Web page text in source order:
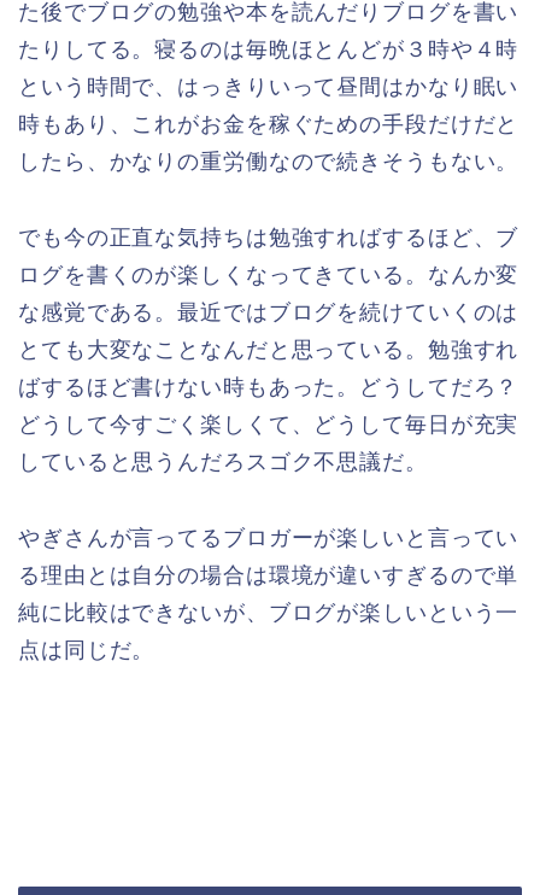
た後でブログの勉強や本を読んだりブログを書い
たりしてる。寝るのは毎晩ほとんどが３時や４時
という時間で、はっきりいって昼間はかなり眠い
時もあり、これがお金を稼ぐための手段だけだと
したら、かなりの重労働なので続きそうもない。
でも今の正直な気持ちは勉強すればするほど、ブ
ログを書くのが楽しくなってきている。なんか変
な感覚である。最近ではブログを続けていくのは
とても大変なことなんだと思っている。勉強すれ
ばするほど書けない時もあった。どうしてだろ？
どうして今すごく楽しくて、どうして毎日が充実
していると思うんだろスゴク不思議だ。
やぎさんが言ってるブロガーが楽しいと言ってい
る理由とは自分の場合は環境が違いすぎるので単
純に比較はできないが、ブログが楽しいという一
点は同じだ。